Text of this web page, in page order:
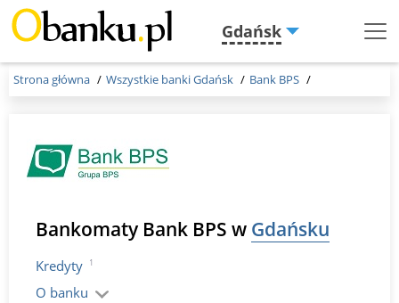
Gdańsk
Menu
Strona główna Wszystkie banki Gdańsk Bank BPS
Bankomaty Bank BPS w Gdańsku
Kredyty 1
O banku